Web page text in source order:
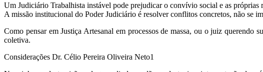
Um Judiciário Trabalhista instável pode prejudicar o convívio social e as próprias
A missão institucional do Poder Judiciário é resolver conflitos concretos, não se
Como pensar em Justiça Artesanal em processos de massa, ou o juiz querendo
coletiva.
Considerações Dr. Célio Pereira Oliveira Neto1